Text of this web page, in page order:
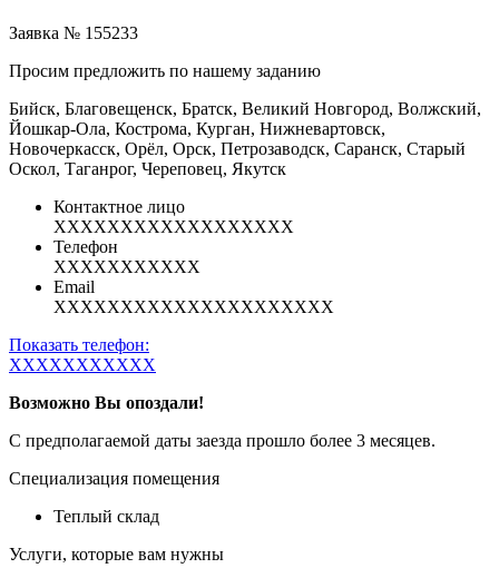
Заявка № 155233
Просим предложить по нашему заданию
Бийск, Благовещенск, Братск, Великий Новгород, Волжский,
Йошкар-Ола, Кострома, Курган, Нижневартовск,
Новочеркасск, Орёл, Орск, Петрозаводск, Саранск, Старый
Оскол, Таганрог, Череповец, Якутск
Контактное лицо
XXXXXXXXXXXXXXXXXX
Телефон
XXXXXXXXXXX
Email
XXXXXXXXXXXXXXXXXXXXX
Показать телефон:
XXXXXXXXXXX
Возможно Вы опоздали!
С предполагаемой даты заезда прошло более 3 месяцев.
Специализация помещения
Теплый склад
Услуги, которые вам нужны